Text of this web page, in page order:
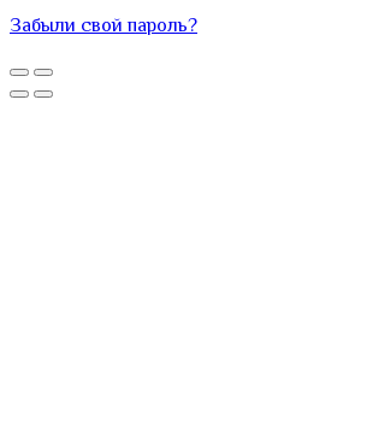
Забыли свой пароль?